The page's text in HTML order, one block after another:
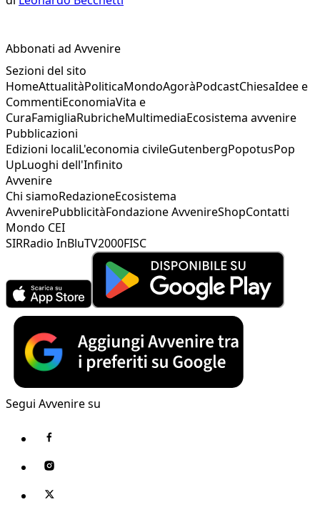
Abbonati ad Avvenire
Sezioni del sito
HomeAttualitàPoliticaMondoAgoràPodcastChiesaIdee e
CommentiEconomiaVita e
CuraFamigliaRubricheMultimediaEcosistema avvenire
Pubblicazioni
Edizioni localiL'economia civileGutenbergPopotusPop
UpLuoghi dell'Infinito
Avvenire
Chi siamoRedazioneEcosistema
AvvenirePubblicitàFondazione AvvenireShopContatti
Mondo CEI
SIRRadio InBluTV2000FISC
Segui Avvenire su